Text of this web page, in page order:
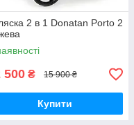
2 в 1 Donatan Porto 2
500 ₴ 15 900 ₴
Купити